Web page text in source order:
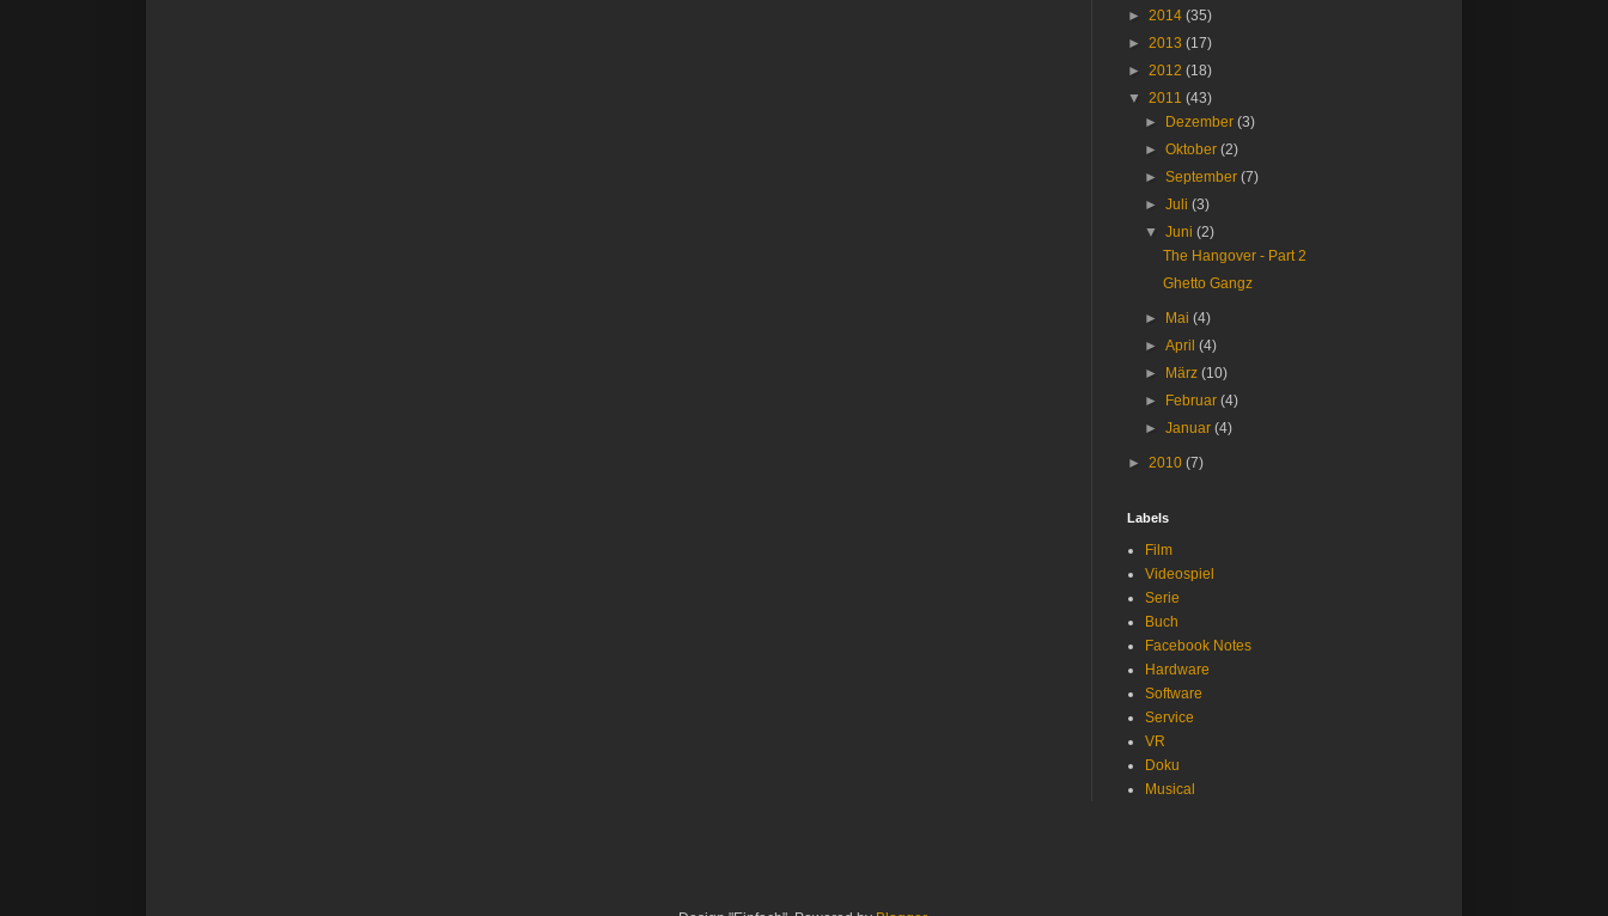
► 2014 (35)
► 2013 (17)
► 2012 (18)
▼ 2011 (43)
►
Dezember(3)
►Oktober(2)
►September(7)
►Juli(3)
▼Juni(2)
The Hangover - Part 2
Ghetto Gangz
► Mai(4)
►April(4)
►
März(10)
►
Februar(4)
►Januar(4)
► 2010 (7)
Labels
Film
Videospiel
Serie
Buch
Facebook Notes
Hardware
Software
Service
VR
Doku
Musical